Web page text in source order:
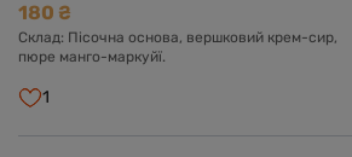
180 ₴
Склад: Пісочна основа, вершковий крем-сир,
пюре манго-маркуйї.
1